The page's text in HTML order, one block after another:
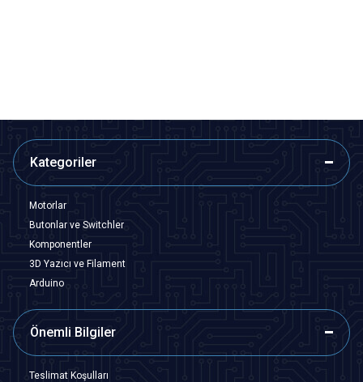
Kategoriler
Motorlar
Butonlar ve Switchler
Komponentler
3D Yazıcı ve Filament
Arduino
Önemli Bilgiler
Teslimat Koşulları